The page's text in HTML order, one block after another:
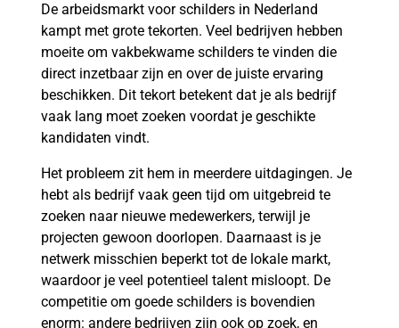
De arbeidsmarkt voor schilders in Nederland
kampt met grote tekorten. Veel bedrijven hebben
moeite om vakbekwame schilders te vinden die
direct inzetbaar zijn en over de juiste ervaring
beschikken. Dit tekort betekent dat je als bedrijf
vaak lang moet zoeken voordat je geschikte
kandidaten vindt.
Het probleem zit hem in meerdere uitdagingen. Je
hebt als bedrijf vaak geen tijd om uitgebreid te
zoeken naar nieuwe medewerkers, terwijl je
projecten gewoon doorlopen. Daarnaast is je
netwerk misschien beperkt tot de lokale markt,
waardoor je veel potentieel talent misloopt. De
competitie om goede schilders is bovendien
enorm: andere bedrijven zijn ook op zoek, en